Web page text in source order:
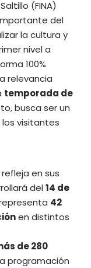
(FINA)
del
la cultura y
nivel a
100%
relevancia
temporada de
busca ser un
visitantes
refleja en sus
del14 de
42
en distintos
de 280
programación